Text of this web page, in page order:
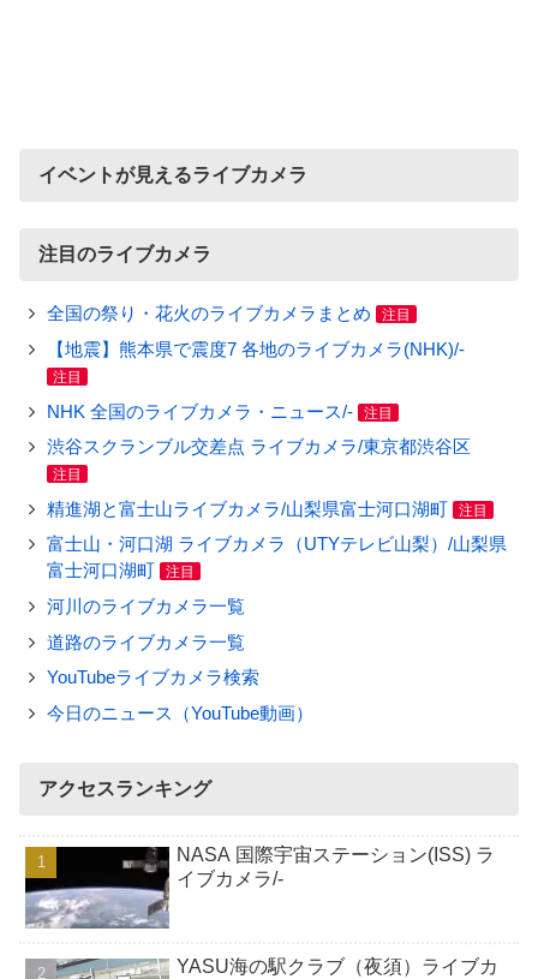
イベントが見えるライブカメラ
注目のライブカメラ
全国の祭り・花火のライブカメラまとめ 注目
【地震】熊本県で震度7 各地のライブカメラ(NHK)/-
注目
NHK 全国のライブカメラ・ニュース/- 注目
渋谷スクランブル交差点 ライブカメラ/東京都渋谷区
注目
精進湖と富士山ライブカメラ/山梨県富士河口湖町 注目
富士山・河口湖 ライブカメラ（UTYテレビ山梨）/山梨県
富士河口湖町
注目
河川のライブカメラ一覧
道路のライブカメラ一覧
YouTubeライブカメラ検索
今日のニュース（YouTube動画）
アクセスランキング
NASA 国際宇宙ステーション(ISS) ラ
イブカメラ/-
YASU海の駅クラブ（夜須）ライブカ